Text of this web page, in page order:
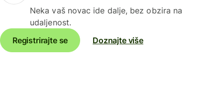
Neka vaš novac ide dalje, bez obzira na
udaljenost.
Registrirajte se
Doznajte više